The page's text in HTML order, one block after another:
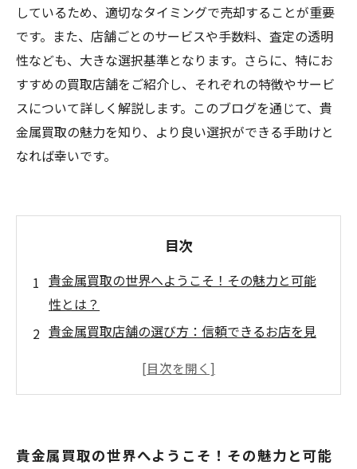
しているため、適切なタイミングで売却することが重要
です。また、店舗ごとのサービスや手数料、査定の透明
性なども、大きな選択基準となります。さらに、特にお
すすめの買取店舗をご紹介し、それぞれの特徴やサービ
スについて詳しく解説します。このブログを通じて、貴
金属買取の魅力を知り、より良い選択ができる手助けと
なれば幸いです。
目次
貴金属買取の世界へようこそ！その魅力と可能
性とは？
貴金属買取店舗の選び方：信頼できるお店を見
貴金属買取の魅力を再発見：満足のいく取引を
貴金属買取の世界へようこそ！その魅力と可能